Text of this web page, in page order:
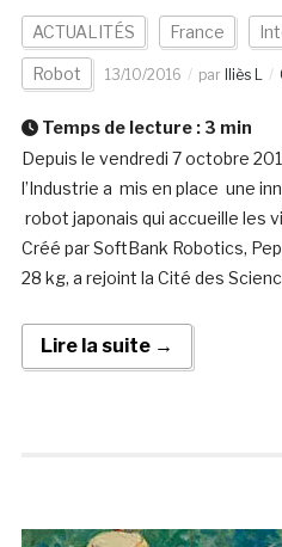
ACTUALITÉS France
Robot 13/10/2016 par Iliès L
Temps de lecture : 3 min
Depuis le vendredi 7 octobre
l’Industrie a mis en place une
robot japonais qui accueille les
Créé par SoftBank Robotics,
28 kg, a rejoint la Cité des
Lire la suite →